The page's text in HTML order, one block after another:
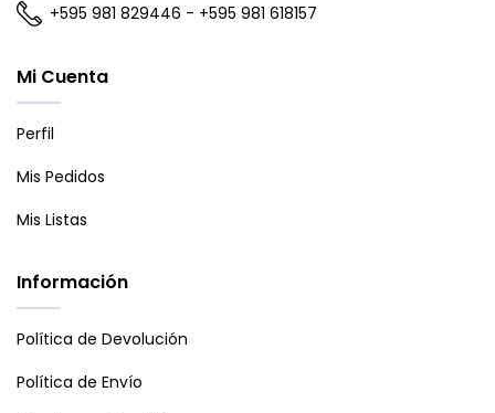
+595 981 829446 - +595 981 618157
Mi Cuenta
Perfil
Mis Pedidos
Mis Listas
Información
Política de Devolución
Política de Envío